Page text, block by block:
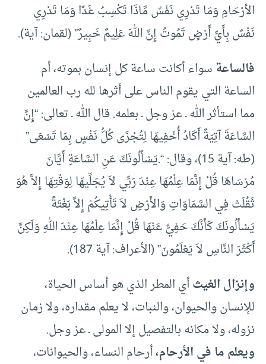
الأرْحَامِ وَمَا تَدْرِي نَفْسٌ مَّاذَا تَكْسِبُ غَدًا وَمَا تَدْرِي
نَفْسٌ بِأَيِّ أَرْضٍ تَمُوتُ إِنَّ اللهَ عَلِيمٌ خَبِيرٌ” (لقمان: آية).
فالساعةسواء أكانت ساعة كل إنسان بموته، أم
الساعة التي يقوم الناس على أثرها لله رب العالمين
مما استأثر الله ـ عز وجل ـ بعلمه. قال الله ـ تعالى: “إِنَّ
السَّاعَةَ آتِيَةٌ أَكَادُ أُخْفِيهَا لِتُجْزَى كُلُّ نَفْسٍ بِمَا تَسْعَى”
(طه: آية 15)، وقال: “.يَسْأَلُونَكَ عَنِ السَّاعَةِ أَيَّانَ
مُرْسَاهَا قُلْ إِنَّمَا عِلْمُهَا عِنْدَ رَبِّي لاَ يُجَلِّيهَا لِوَقْتِهَا إِلاَّ هُوَ
ثَقُلَتْ فِي السَّمَاوَاتِ وَالأَرْضِ لاَ تَأْتِيكُمْ إِلاَّ بَغْتَةً
يَسْأَلُونَكَ كَأَنَّكَ حَفِيٌّ عَنْهَا قُلْ إِنَّمَا عِلْمُهَا عِنْدَ اللهِ وَلَكِنَّ
أَكْثَرَ النَّاسِ لاَ يَعْلَمُونَ” (الأعراف: آية 187).
وإنزال الغيثأي المطر الذي هو أساس الحياة،
للإنسان والحيوان، والنبات، لا يعلم مقداره، ولا زمان
نزوله، ولا مكانه بالتفصيل إلا المولى ـ عز وجل.
ويعلم ما في الأرحام،أرحام النساء، والحيوانات،